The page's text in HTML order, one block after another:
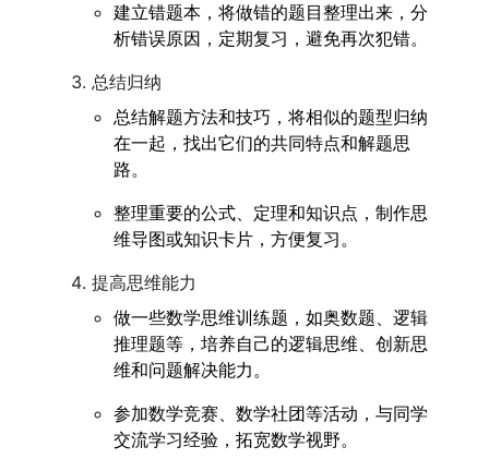
建立错题本，将做错的题目整理出来，分
析错误原因，定期复习，避免再次犯错。
总结归纳
总结解题方法和技巧，将相似的题型归纳
在一起，找出它们的共同特点和解题思
路。
整理重要的公式、定理和知识点，制作思
维导图或知识卡片，方便复习。
提高思维能力
做一些数学思维训练题，如奥数题、逻辑
推理题等，培养自己的逻辑思维、创新思
维和问题解决能力。
参加数学竞赛、数学社团等活动，与同学
交流学习经验，拓宽数学视野。